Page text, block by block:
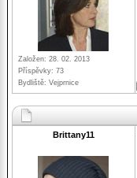
Založen: 28. 02. 2013
Příspěvky: 73
Bydliště: Vejprnice
Brittany11